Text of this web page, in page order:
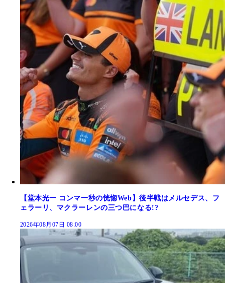
【堂本光一 コンマ一秒の恍惚Web】後半戦はメルセデス、フ
ェラーリ、マクラーレンの三つ巴になる!?
2026年08月07日 08:00